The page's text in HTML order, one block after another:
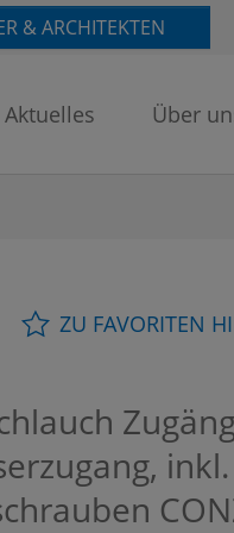
& ARCHITEKTEN
Aktuelles Über
ZU FAVORITEN